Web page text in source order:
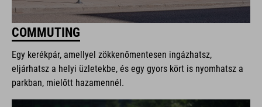
COMMUTING
Egy kerékpár, amellyel zökkenőmentesen ingázhatsz,
eljárhatsz a helyi üzletekbe, és egy gyors kört is nyomhatsz a
parkban, mielőtt hazamennél.